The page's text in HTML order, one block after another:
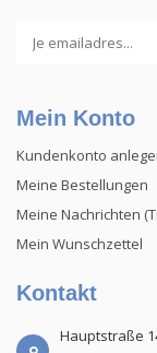
Mein Konto
Kundenkonto
Meine Bestellungen
Meine Nachrichten
Mein Wunschzettel
Kontakt
Hauptstraße